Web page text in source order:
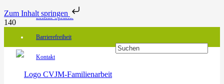
Zum Inhalt springen
Leichte Sprache
Barrierefreiheit
Kontakt